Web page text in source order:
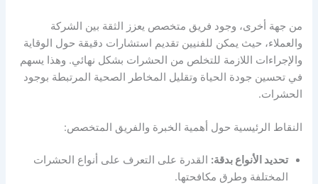
من جهة أخرى، وجود فريق متخصص يعزز الثقة بين الشركة
والعملاء، حيث يمكن للفنيين تقديم استشارات دقيقة حول الوقاية
والإجراءات اللازمة للتخلص من الحشرات بشكل نهائي. وهذا يسهم
في تحسين جودة الحياة وتقليل المخاطر الصحية المرتبطة بوجود
الحشرات.
النقاط الرئيسية حول أهمية الخبرة والفريق المتخصص:
تحديد الأنواع بدقة: القدرة على التعرف على أنواع الحشرات
المختلفة وطرق مكافحتها.